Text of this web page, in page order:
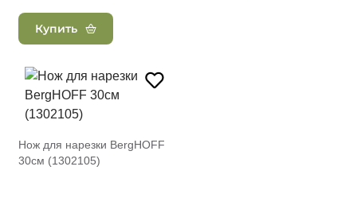
Купить
Нож для нарезки BergHOFF
30см (1302105)